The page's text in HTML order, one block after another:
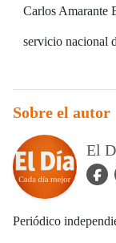
Carlos Amarante
servicio nacional
Sobre el autor
El
Periódico